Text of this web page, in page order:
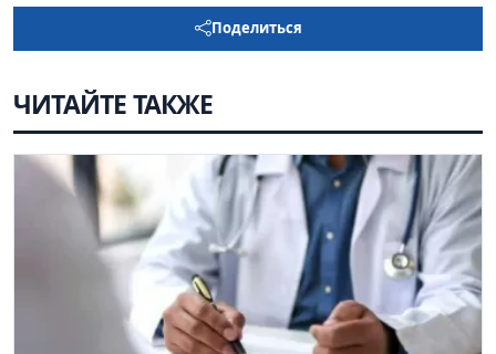
Поделиться
ЧИТАЙТЕ ТАКЖЕ